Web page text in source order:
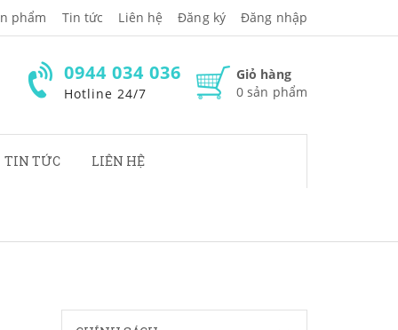
phẩm Tin tức Liên hệ Đăng ký Đăng nhập
Giỏ hàng
0 sản phẩm
0944 034 036
Hotline 24/7
TIN TỨC LIÊN HỆ